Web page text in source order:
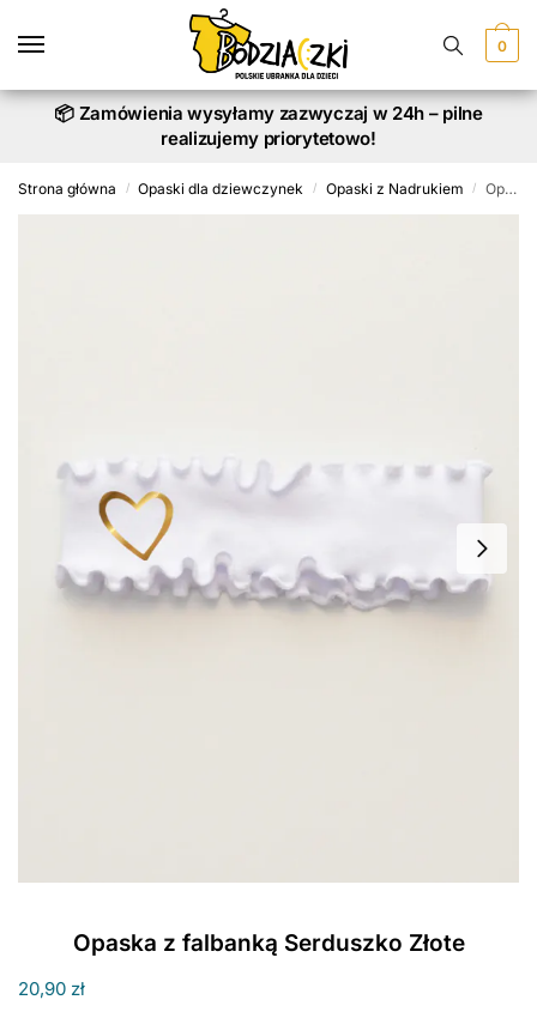
0
📦 Zamówienia wysyłamy zazwyczaj w 24h – pilne
realizujemy priorytetowo!
Strona główna / Opaski dla dziewczynek / Opaski z Nadrukiem / Opaska z falbanką Serduszko Złote
Opaska z falbanką Serduszko Złote
20,90 zł